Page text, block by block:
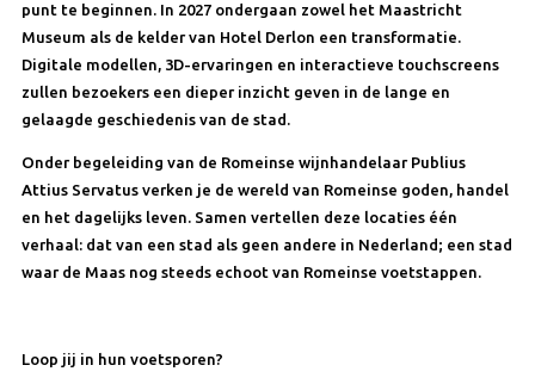
punt te beginnen. In 2027 ondergaan zowel het Maastricht
Museum als de kelder van Hotel Derlon een transformatie.
Digitale modellen, 3D-ervaringen en interactieve touchscreens
zullen bezoekers een dieper inzicht geven in de lange en
gelaagde geschiedenis van de stad.
Onder begeleiding van de Romeinse wijnhandelaar Publius
Attius Servatus verken je de wereld van Romeinse goden, handel
en het dagelijks leven. Samen vertellen deze locaties één
verhaal: dat van een stad als geen andere in Nederland; een stad
waar de Maas nog steeds echoot van Romeinse voetstappen.
Loop jij in hun voetsporen?